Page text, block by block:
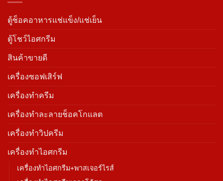
ตู้ช็อคอาหารแช่แข็ง/แช่เย็น
ตู้โชว์ไอศกรีม
สินค้าขายดี
เครื่องซอฟเสิร์ฟ
เครื่องทำครีม
เครื่องทำละลายช็อคโกแลต
เครื่องทำวิปครีม
เครื่องทำไอศกรีม
เครื่องทำไอศกรีม+พาสเจอร์ไรส์